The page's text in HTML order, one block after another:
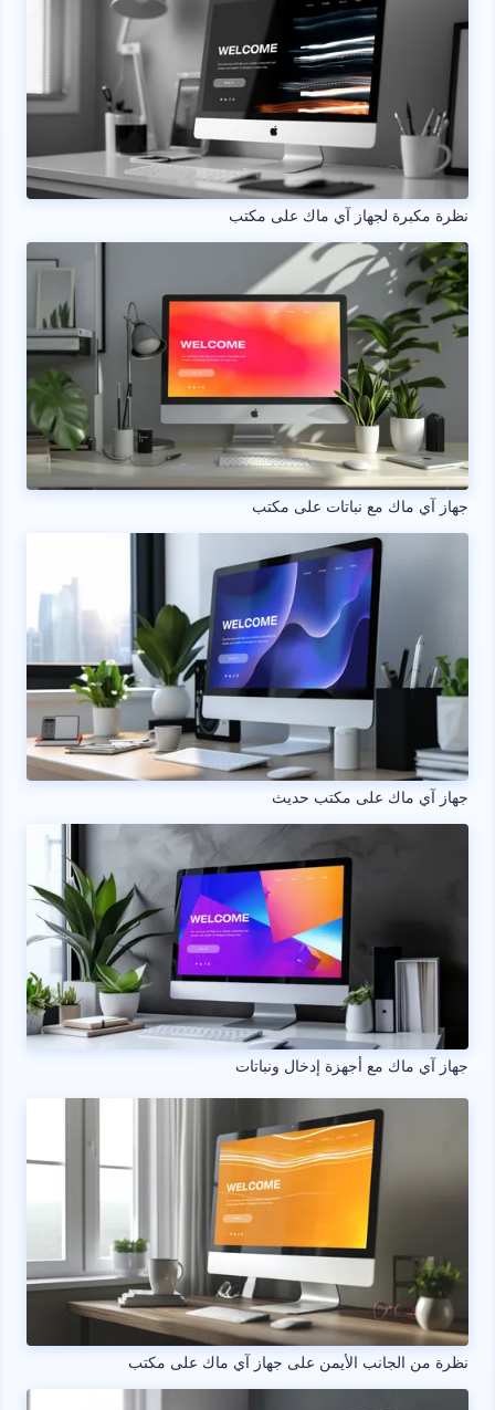
نظرة مكبرة لجهاز آي ماك على مكتب
جهاز آي ماك مع نباتات على مكتب
جهاز آي ماك على مكتب حديث
جهاز آي ماك مع أجهزة إدخال ونباتات
نظرة من الجانب الأيمن على جهاز آي ماك على مكتب